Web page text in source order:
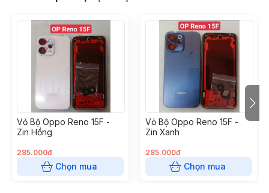
Vỏ Bộ Oppo Reno 15F -
Zin Hồng
285.000đ
Chọn mua
Vỏ Bộ Oppo Reno 15F -
Zin Xanh
285.000đ
Chọn mua